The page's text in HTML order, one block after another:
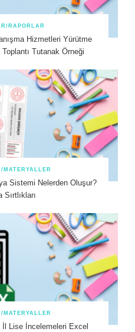
RAPORLAR
Hizmetleri Yürütme
Tutanak Örneği
MATERYALLER
Sistemi Nelerden Oluşur?
MATERYALLER
İl Lise İncelemeleri Excel